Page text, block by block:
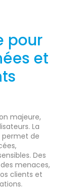
pour
et
majeure,
La
permet de
Des
menaces,
clients et